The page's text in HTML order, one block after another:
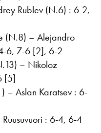
Rublev (N.6) : 6-2,
(N.8) – Alejandro
6, 7-6 [2], 6-2
– Nikoloz
[5]
– Aslan Karatsev : 6-
: 6-4, 6-4